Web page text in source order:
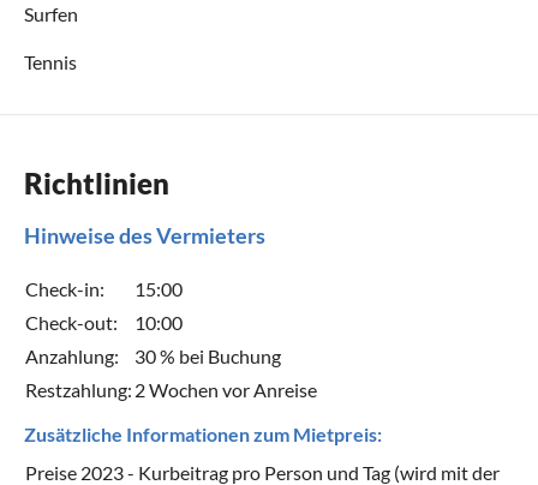
Surfen
Tennis
Richtlinien
Hinweise des Vermieters
Check-in:
15:00
Check-out:
10:00
Anzahlung:
30 % bei Buchung
Restzahlung: 2 Wochen vor Anreise
Zusätzliche Informationen zum Mietpreis:
Preise 2023 - Kurbeitrag pro Person und Tag (wird mit der